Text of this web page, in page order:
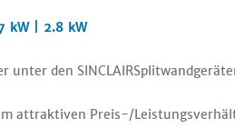
kW | 2.8 kW
unter den
attraktiven Preis-/